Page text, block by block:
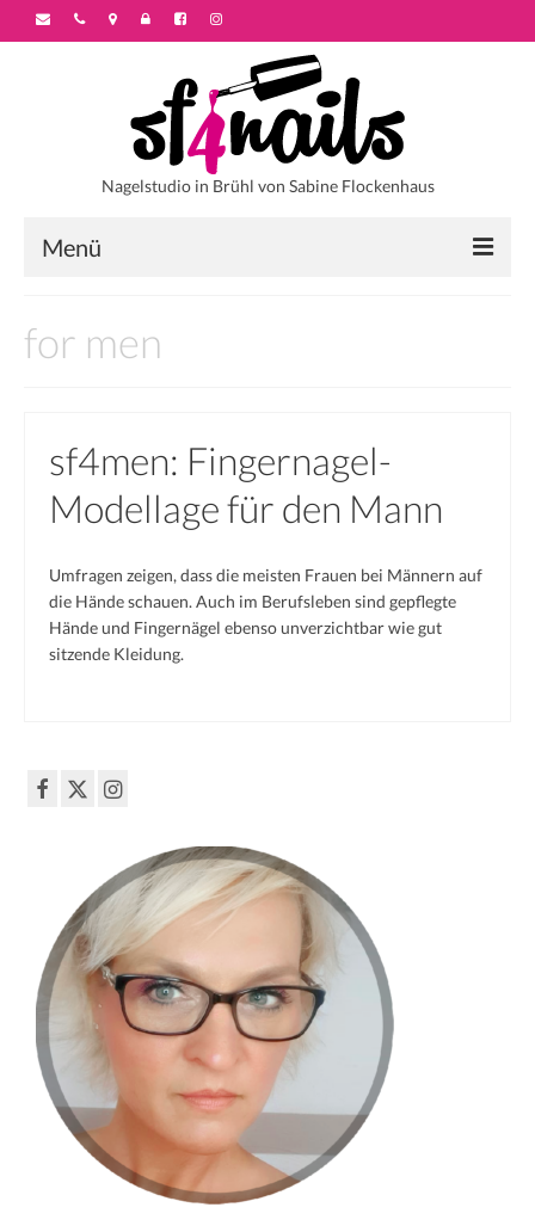
Nagelstudio in Brühl von Sabine Flockenhaus
Menü
Über sf4nails
Motivstyles
Colorstyles
Black & White
XXL-Styles
Preise
for men
sf4men: Fingernagel-
Modellage für den Mann
Umfragen zeigen, dass die meisten Frauen bei Männern auf
die Hände schauen. Auch im Berufsleben sind gepflegte
Hände und Fingernägel ebenso unverzichtbar wie gut
sitzende Kleidung.